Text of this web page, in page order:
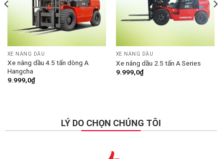
XE NÂNG DẦU
Xe nâng dầu 4.5 tấn dòng A
Hangcha
9.999,0₫
XE NÂNG DẦU
Xe nâng dầu 2.5 tấn A Series
9.999,0₫
LÝ DO CHỌN CHÚNG TÔI